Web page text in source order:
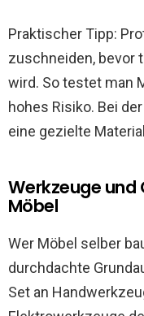
Praktischer Tipp:
zuschneiden, bevor
wird. So testet man
hohes Risiko. Bei
eine gezielte
Werkzeuge und
Möbel
Wer Möbel selber
durchdachte
Set an